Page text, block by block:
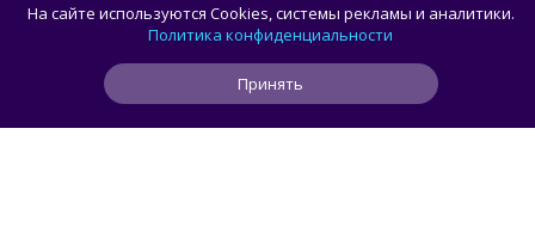
пользователи с более низким уровнем
дохода — исследование
На сайте используются Cookies, системы рекламы и аналитики.
Политика конфиденциальности
Принять